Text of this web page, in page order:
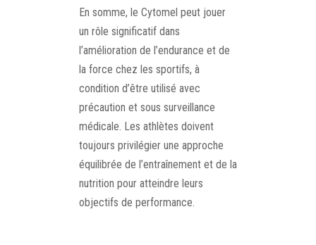
En somme, le Cytomel peut jouer
un rôle significatif dans
l’amélioration de l’endurance et de
la force chez les sportifs, à
condition d’être utilisé avec
précaution et sous surveillance
médicale. Les athlètes doivent
toujours privilégier une approche
équilibrée de l’entraînement et de la
nutrition pour atteindre leurs
objectifs de performance.